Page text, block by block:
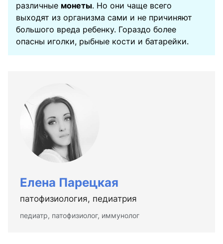
различные монеты. Но они чаще всего
выходят из организма сами и не причиняют
большого вреда ребенку. Гораздо более
опасны иголки, рыбные кости и батарейки.
Елена Парецкая
патофизиология, педиатрия
педиатр, патофизиолог, иммунолог